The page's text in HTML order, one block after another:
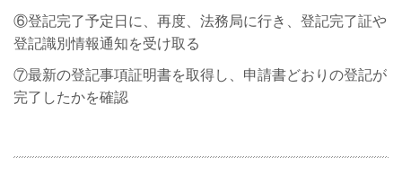
⑥登記完了予定日に、再度、法務局に行き、登記完了証や
登記識別情報通知を受け取る
⑦最新の登記事項証明書を取得し、申請書どおりの登記が
完了したかを確認